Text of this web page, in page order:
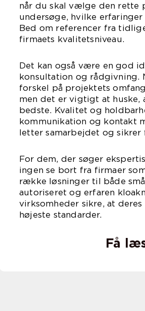
når du skal vælge den rette
undersøge, hvilke
Bed om referencer fra
firmaets kvalitetsniveau.
Det kan også være en god
konsultation og rådgivning.
forskel på projektets
men det er vigtigt at
bedste. Kvalitet og
kommunikation og kontakt
letter samarbejdet og
For dem, der søger
ingen se bort fra firmaer
række løsninger til både
autoriseret og erfaren
virksomheder sikre, at
højeste standarder.
Få